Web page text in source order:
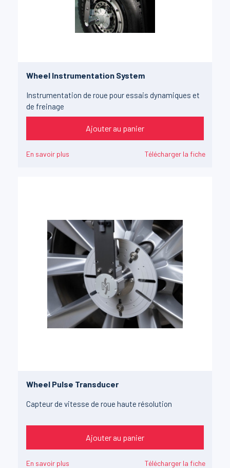
Wheel Instrumentation System
Instrumentation de roue pour essais dynamiques et
de freinage
Ajouter au panier
En savoir plus Télécharger la fiche
Wheel Pulse Transducer
Capteur de vitesse de roue haute résolution
Ajouter au panier
En savoir plus Télécharger la fiche